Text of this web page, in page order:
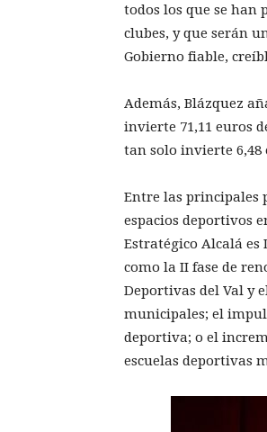
todos los que se han
clubes, y que serán
Gobierno fiable,
Además, Blázquez
invierte 71,11 euros
tan solo invierte 6,48
Entre las principales
espacios deportivos
Estratégico Alcalá es
como la II fase de
Deportivas del Val y
municipales; el
deportiva; o el
escuelas deportivas